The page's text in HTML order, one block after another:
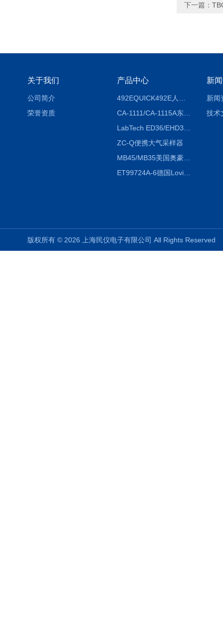
下一篇：
关于我们
公司简介
荣誉资质
产品中心
CA-1111/CA-1115A东京理化EYELA CA-1111/CA-1115A冷却水循环装置
ZC-Q便携大气采样器
MB45/MB35美国奥豪斯OHAUS MB45/MB35卤素红外水分测定仪
ET99724A-6德国Lovibond ET99724A-6微电脑BOD测定仪
新
新闻
技术
版权所有 © 2026 上海民仪电子有限公司 All Rights